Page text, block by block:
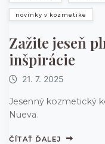
novinky v kozmetike
Zažite jeseň
inšpirácie
21. 7. 2025
Jesenný kozmetický
Nueva.
ČÍTAŤ ĎALEJ